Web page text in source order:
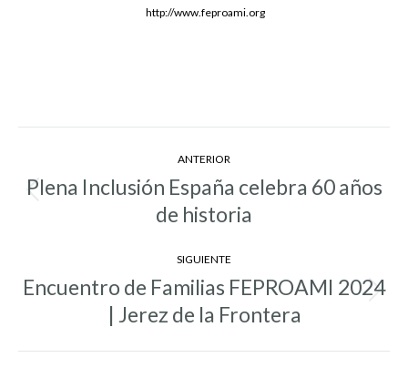
http://www.feproami.org
Navegación
entre
ANTERIOR
Entrada
anterior:
Plena Inclusión España celebra 60 años
de historia
SIGUIENTE
Entrada
siguiente:
Encuentro de Familias FEPROAMI 2024
| Jerez de la Frontera